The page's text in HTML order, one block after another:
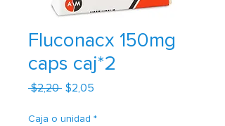
Fluconacx 150mg
caps caj*2
$2,20 Precio
$2,05
oferta
Caja o unidad *